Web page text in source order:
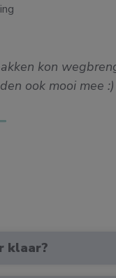
kon
ook mooi mee :)
klaar?